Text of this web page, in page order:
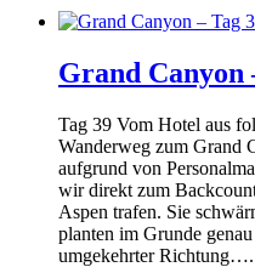
–
43
–
46
Grand Canyon
Tag 39 Vom Hotel aus
Wanderweg zum Grand
aufgrund von
wir direkt zum
Aspen trafen. Sie
planten im Grunde
umgekehrter Richtung….